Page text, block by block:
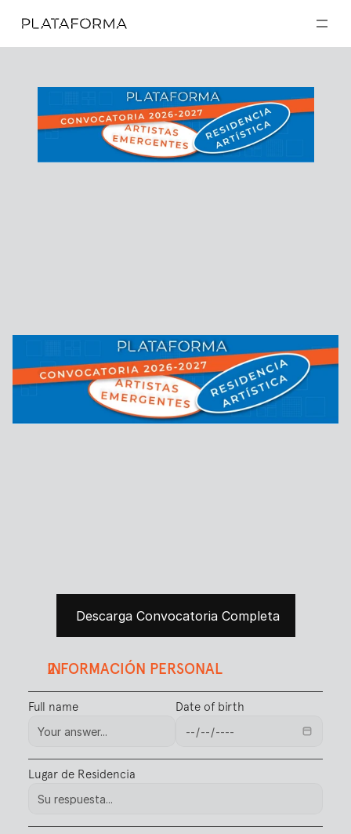
RESIDENCIAS
A CERCA DE
VISITA
VISITA
Descarga Convocatoria Completa
INFORMACIÓN PERSONAL
Full name Date of birth
Lugar de Residencia